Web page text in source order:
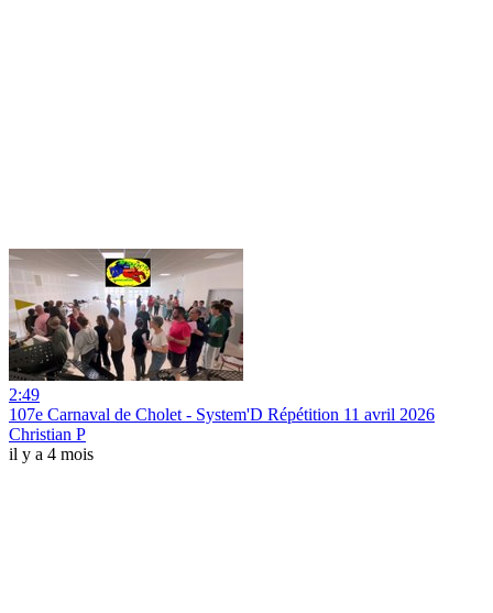
2:49
107e Carnaval de Cholet - System'D Répétition 11 avril 2026
Christian P
il y a 4 mois